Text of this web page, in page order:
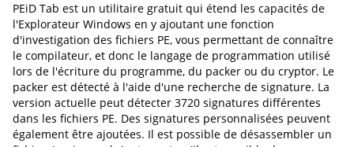
PEiD Tab est un utilitaire gratuit qui étend les capacités de
l'Explorateur Windows en y ajoutant une fonction
d'investigation des fichiers PE, vous permettant de connaître
le compilateur, et donc le langage de programmation utilisé
lors de l'écriture du programme, du packer ou du cryptor. Le
packer est détecté à l'aide d'une recherche de signature. La
version actuelle peut détecter 3720 signatures différentes
dans les fichiers PE. Des signatures personnalisées peuvent
également être ajoutées. Il est possible de désassembler un